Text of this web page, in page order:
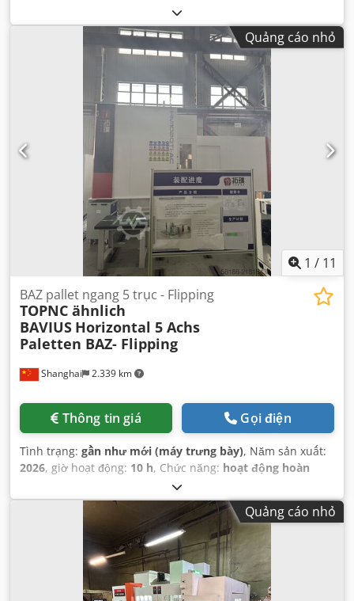
, loại dòng điện đầu vào:
lượng tổng cộng:5.500 kg, điện áp đầu vào:400 V,
Quảng cáo nhỏ
1 / 11
Shanghai 2.339 km
BAZ pallet ngang 5 trục - Flipping
TOPNC ähnlich
BAVIUS Horizontal 5 Achs
Paletten BAZ- Flipping
Thông tin giá Gọi điện
Tình trạng: gần như mới (máy trưng bày), Năm sản xuất:
2026, giờ hoạt động: 10 h, Chức năng: hoạt động hoàn
Quảng cáo nhỏ